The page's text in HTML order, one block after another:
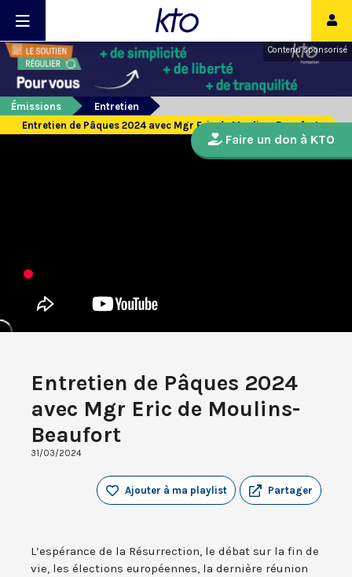
Contenu sponsorisé
Émissions
Entretien
Entretien de Pâques 2024 avec Mgr Eric de Moulins-Beaufort
Entretien de Pâques 2024
avec Mgr Eric de Moulins-
Beaufort
31/03/2024
Partager
Ajouter à ma playlist
L’espérance de la Résurrection, le débat sur la fin de
vie, les élections européennes, la dernière réunion
Faire un don à KTO